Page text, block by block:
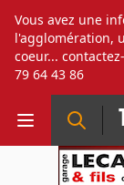
Vous avez une
l'agglomération,
coeur...
79 64 43 86